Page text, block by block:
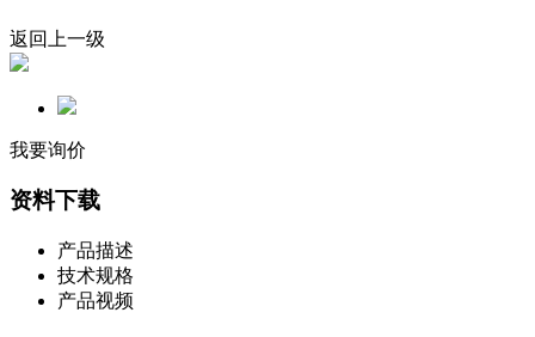
返回上一级
我要询价
资料下载
产品描述
技术规格
产品视频